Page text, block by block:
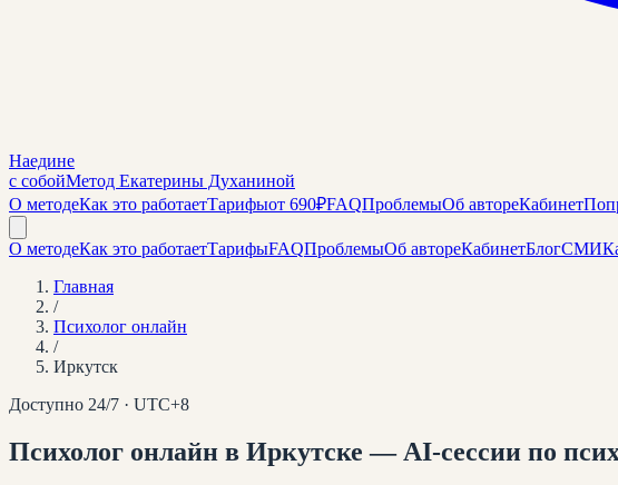
Наедине
с собойМетод Екатерины Духаниной
О методеКак это работаетТарифыот 690₽FAQПроблемыОб автореКабинет
О методеКак это работаетТарифыFAQПроблемыОб автореКабинетБлогСМИ
Главная
/
Психолог онлайн
/
Иркутск
Доступно 24/7 · UTC+8
Психолог онлайн в Иркутске — AI-сессии по